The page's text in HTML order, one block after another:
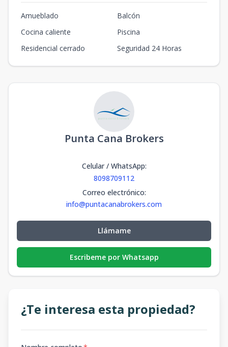
Amueblado
Balcón
Cocina caliente
Piscina
Residencial cerrado
Seguridad 24 Horas
Punta Cana Brokers
Celular / WhatsApp:
8098709112
Correo electrónico:
info@puntacanabrokers.com
Llámame
Escribeme por Whatsapp
¿Te interesa esta propiedad?